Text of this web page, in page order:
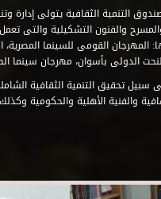
التنمية الثقافية يتولى إدارة
والفنون التشكيلية والتى
المهرجان القومى للسينما
الدولى بأسوان، مهرجان سينما
تحقيق التنمية الثقافية
والفنية الأهلية والحكومية